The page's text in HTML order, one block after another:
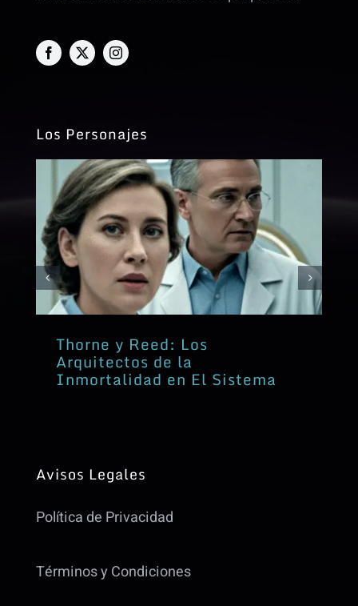
Los Personajes
Thorne y Reed: Los
Arquitectos de la
Inmortalidad en El Sistema
Avisos Legales
Política de Privacidad
Términos y Condiciones